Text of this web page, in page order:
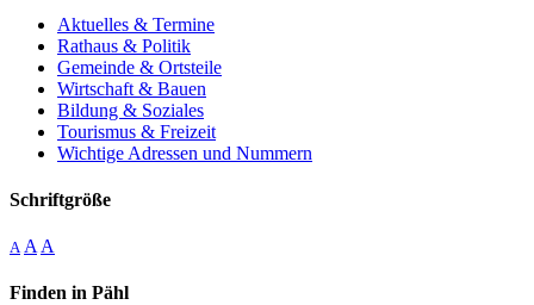
Aktuelles & Termine
Rathaus & Politik
Gemeinde & Ortsteile
Wirtschaft & Bauen
Bildung & Soziales
Tourismus & Freizeit
Wichtige Adressen und Nummern
Schriftgröße
A A A
Finden in Pähl